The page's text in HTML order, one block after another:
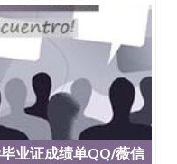
Jose State
Jose State
Jose State
（San Jose State
证（San Jose State
（San Jose State
（San Jose State
（San Jose State
证（San Jose State
业证成绩单QQ/薇信